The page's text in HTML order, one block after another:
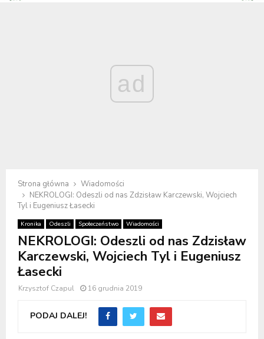
ad
Strona główna
Wiadomości
NEKROLOGI: Odeszli od nas Zdzisław Karczewski, Wojciech
Tyl i Eugeniusz Łasecki
Kronika Odeszli Społeczeństwo Wiadomości
NEKROLOGI: Odeszli od nas Zdzisław
Karczewski, Wojciech Tyl i Eugeniusz
Łasecki
Krzysztof Czapul 16 grudnia 2019
PODAJ DALEJ!